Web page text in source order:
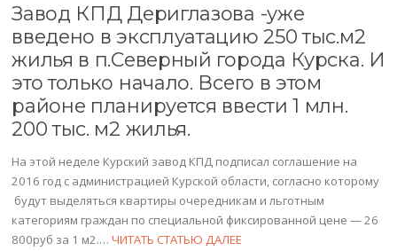
Завод КПД Дериглазова -уже
введено в эксплуатацию 250 тыс.м2
жилья в п.Северный города Курска. И
это только начало. Всего в этом
районе планируется ввести 1 млн.
200 тыс. м2 жилья.
На этой неделе Курский завод КПД подписал соглашение на
2016 год с администрацией Курской области, согласно которому
будут выделяться квартиры очередникам и льготным
категориям граждан по специальной фиксированной цене — 26
800руб за 1 м2.…ЧИТАТЬ СТАТЬЮ ДАЛЕЕ